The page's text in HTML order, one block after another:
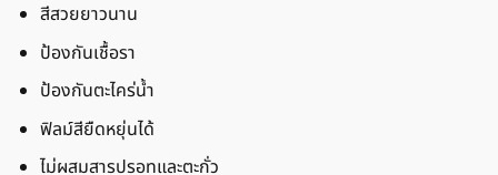
สีสวยยาวนาน
ป้องกันเชื้อรา
ป้องกันตะไคร่น้ำ
ฟิลม์สียืดหยุ่นได้
ไม่ผสมสารปรอทและตะกั่ว